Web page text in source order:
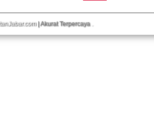
| Akurat Terpercaya